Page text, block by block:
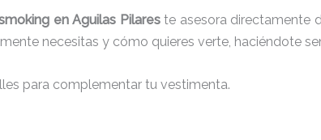
en Aguilas Pilareste asesora directamente
necesitas y cómo quieres verte, haciéndote
para complementar tu vestimenta.